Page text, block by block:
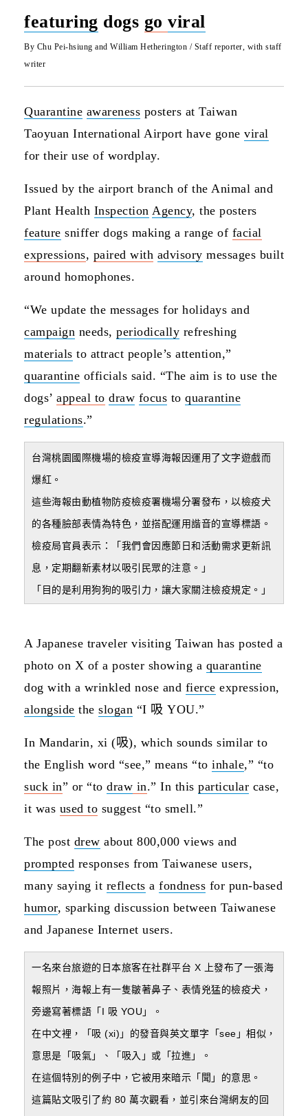
featuring dogs go viral
By Chu Pei-hsiung and William Hetherington / Staff reporter, with staff
writer
Quarantine awareness posters at Taiwan
Taoyuan International Airport have gone viral
for their use of wordplay.
Issued by the airport branch of the Animal and
Plant Health Inspection Agency, the posters
feature sniffer dogs making a range of facial
expressions, paired with advisory messages built
around homophones.
“We update the messages for holidays and
campaign needs, periodically refreshing
materials to attract people’s attention,”
quarantine officials said. “The aim is to use the
dogs’ appeal to draw focus to quarantine
regulations.”
台灣桃園國際機場的檢疫宣導海報因運用了文字遊戲而
爆紅。
這些海報由動植物防疫檢疫署機場分署發布，以檢疫犬
的各種臉部表情為特色，並搭配運用諧音的宣導標語。
檢疫局官員表示：「我們會因應節日和活動需求更新訊
息，定期翻新素材以吸引民眾的注意。」
「目的是利用狗狗的吸引力，讓大家關注檢疫規定。」
A Japanese traveler visiting Taiwan has posted a
photo on X of a poster showing a quarantine
dog with a wrinkled nose and fierce expression,
alongside the slogan “I 吸 YOU.”
In Mandarin, xi (吸), which sounds similar to
the English word “see,” means “to inhale,” “to
suck in” or “to draw in.” In this particular case,
it was used to suggest “to smell.”
The post drew about 800,000 views and
prompted responses from Taiwanese users,
many saying it reflects a fondness for pun-based
humor, sparking discussion between Taiwanese
and Japanese Internet users.
一名來台旅遊的日本旅客在社群平台 X 上發布了一張海
報照片，海報上有一隻皺著鼻子、表情兇猛的檢疫犬，
旁邊寫著標語「I 吸 YOU」。
在中文裡，「吸 (xi)」的發音與英文單字「see」相似，
意思是「吸氣」、「吸入」或「拉進」。
在這個特別的例子中，它被用來暗示「聞」的意思。
這篇貼文吸引了約 80 萬次觀看，並引來台灣網友的回